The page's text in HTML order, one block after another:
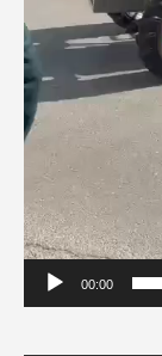
00:00